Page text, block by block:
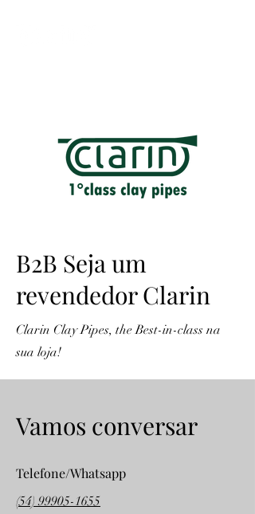
B2B Seja um
revendedor Clarin
Clarin Clay Pipes, the Best-in-class na
sua loja!
Vamos conversar
Telefone/Whatsapp
(54) 99905-1655